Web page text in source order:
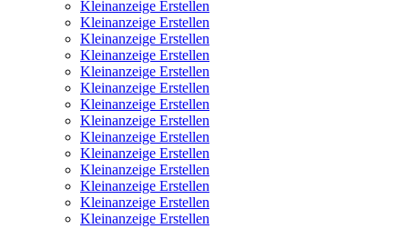
Kleinanzeige Erstellen
Kleinanzeige Erstellen
Kleinanzeige Erstellen
Kleinanzeige Erstellen
Kleinanzeige Erstellen
Kleinanzeige Erstellen
Kleinanzeige Erstellen
Kleinanzeige Erstellen
Kleinanzeige Erstellen
Kleinanzeige Erstellen
Kleinanzeige Erstellen
Kleinanzeige Erstellen
Kleinanzeige Erstellen
Kleinanzeige Erstellen